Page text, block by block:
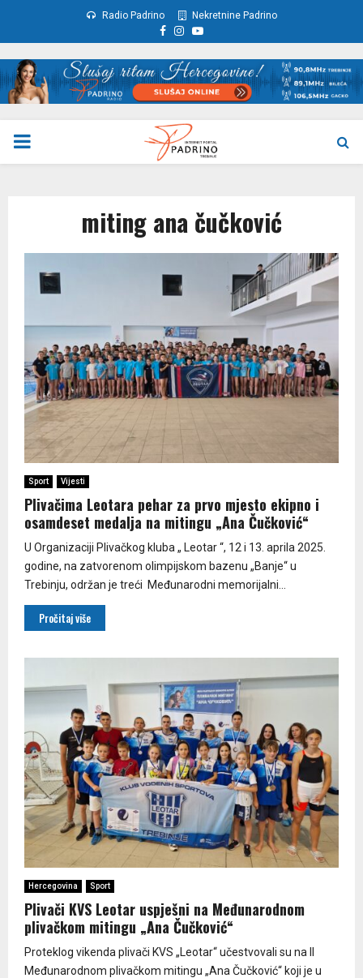
Radio Padrino Nekretnine Padrino
Facebook
Instagram
Youtube
PRIMARY
miting ana čučković
Sport Vijesti
Plivačima Leotara pehar za prvo mjesto ekipno i
osamdeset medalja na mitingu „Ana Čučković“
U Organizaciji Plivačkog kluba „ Leotar “, 12 i 13. aprila 2025.
godine, na zatvorenom olimpijskom bazenu „Banje“ u
Trebinju, održan je treći Međunarodni memorijalni...
Pročitaj više
Hercegovina Sport
Plivači KVS Leotar uspješni na Međunarodnom
plivačkom mitingu „Ana Čučković“
Proteklog vikenda plivači KVS „Leotar“ učestvovali su na II
Međunarodnom plivačkom mitingu „Ana Čučković“ koji je u